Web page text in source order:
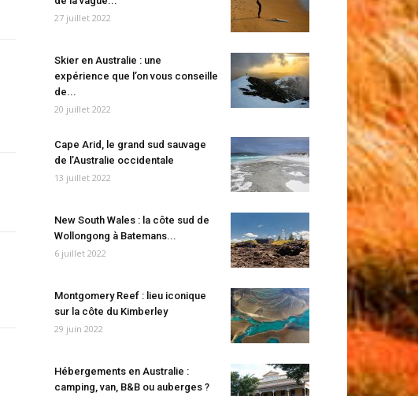
27 juillet 2022
Skier en Australie : une
expérience que l’on vous conseille
de...
20 juillet 2022
Cape Arid, le grand sud sauvage
de l’Australie occidentale
13 juillet 2022
New South Wales : la côte sud de
Wollongong à Batemans...
6 juillet 2022
Montgomery Reef : lieu iconique
sur la côte du Kimberley
29 juin 2022
Hébergements en Australie :
camping, van, B&B ou auberges ?